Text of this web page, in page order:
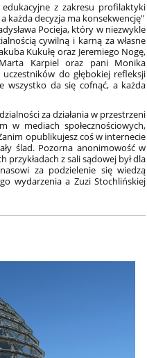
z zakresu profilaktyki
każda decyzja ma konsekwencję"
Pocieja, który w niezwykle
cywilną i karną za własne
Kukułę oraz Jeremiego Nogę,
Karpiel oraz pani Monika
uczestników do głębokiej refleksji
wszystko da się cofnąć, a każda
za działania w przestrzeni
w mediach społecznościowych,
opublikujesz coś w internecie
ślad. Pozorna anonimowość w
z sali sądowej był dla
za podzielenie się wiedzą
wydarzenia a Zuzi Stochlińskiej